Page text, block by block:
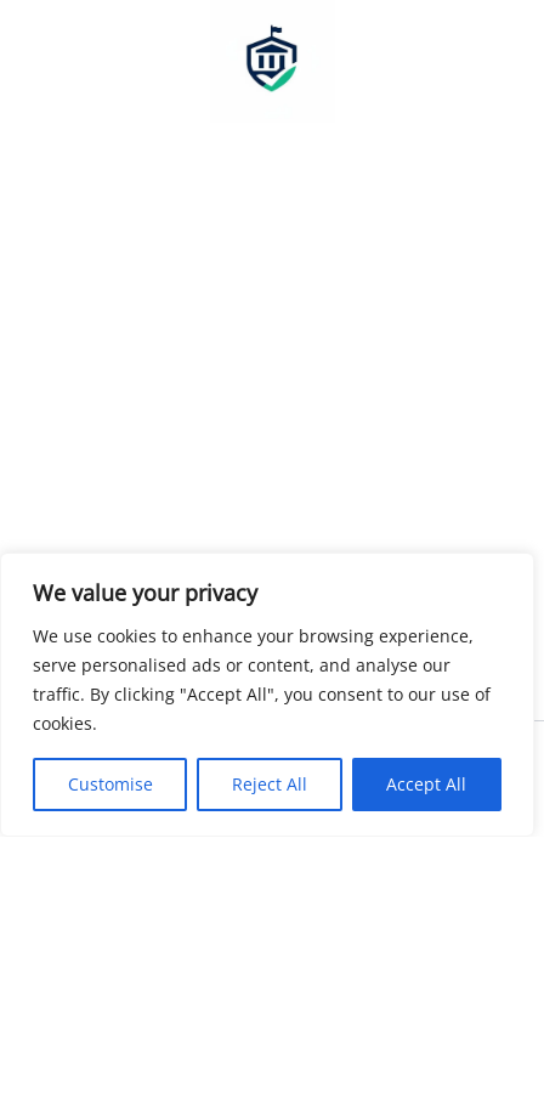
We value your privacy
We use cookies to enhance your browsing experience,
serve personalised ads or content, and analyse our
traffic. By clicking "Accept All", you consent to our use of
cookies.
Customise Reject All Accept All
Copyright © 2026 KnowMyGovt. All rights reserved.